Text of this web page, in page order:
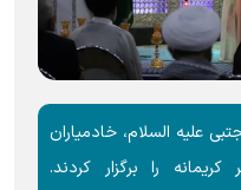
علیه السلام، خادمیاران
را برگزار کردند.